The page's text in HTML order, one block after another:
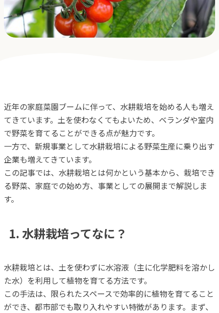
よくある質問
オンラインストア
アクアポニックス説明会
近年の家庭菜園ブームに伴って、水耕栽培を始める人も増え
てきています。土を使わなくてもよいため、ベランダや室内
で野菜を育てることができる点が魅力です。
一方で、新規事業として水耕栽培による野菜生産に乗り出す
企業も増えてきています。
この記事では、水耕栽培とは何かという基本から、栽培でき
る野菜、家庭での始め方、事業としての展開まで解説しま
す。
1. 水耕栽培ってなに？
水耕栽培とは、土を使わずに水溶液（主に化学肥料を溶かし
た水）を利用して植物を育てる方法です。
この手法は、限られたスペースで効率的に植物を育てること
ができ、都市部でも取り入れやすい特徴があります。まず、